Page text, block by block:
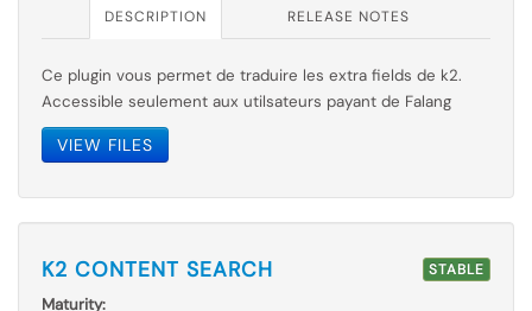
DESCRIPTION RELEASE NOTES
Ce plugin vous permet de traduire les extra fields de k2.
Accessible seulement aux utilsateurs payant de Falang
VIEW FILES
STABLE
K2 CONTENT SEARCH
Maturity: